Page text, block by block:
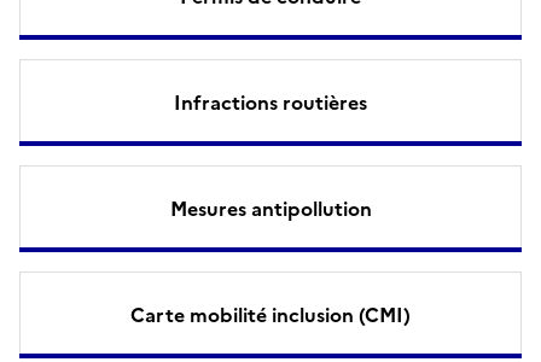
Infractions routières
Mesures antipollution
Carte mobilité inclusion (CMI)